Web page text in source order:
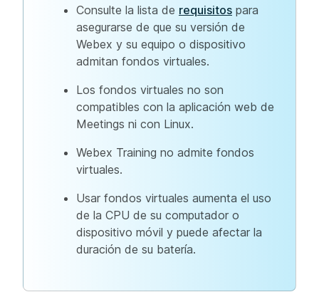
Consulte la lista de requisitos para
asegurarse de que su versión de
Webex y su equipo o dispositivo
admitan fondos virtuales.
Los fondos virtuales no son
compatibles con la aplicación web de
Meetings ni con Linux.
Webex Training no admite fondos
virtuales.
Usar fondos virtuales aumenta el uso
de la CPU de su computador o
dispositivo móvil y puede afectar la
duración de su batería.